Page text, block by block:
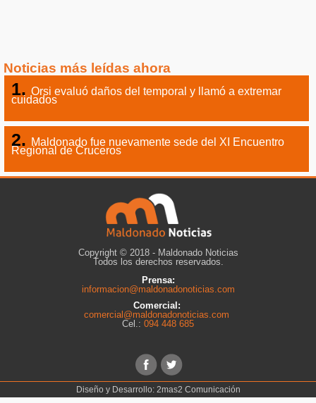
Noticias más leídas ahora
Orsi evaluó daños del temporal y llamó a extremar
cuidados
Maldonado fue nuevamente sede del XI Encuentro
Regional de Cruceros
Copyright © 2018 - Maldonado Noticias
Todos los derechos reservados.
Prensa:
informacion@maldonadonoticias.com
Comercial:
comercial@maldonadonoticias.com
Cel.: 094 448 685
Diseño y Desarrollo: 2mas2 Comunicación